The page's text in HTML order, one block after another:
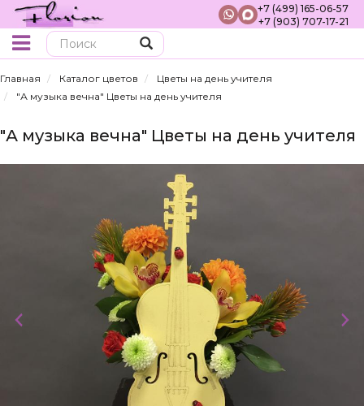
+7 (499) 165-06-57
+7 (903) 707-17-21
Главная Каталог цветов
Цветы на день учителя
"А музыка вечна" Цветы на день учителя
"А музыка вечна" Цветы на день учителя